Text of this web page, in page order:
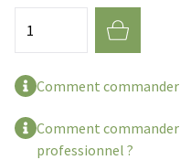
Comment
Comment
professionnel ?